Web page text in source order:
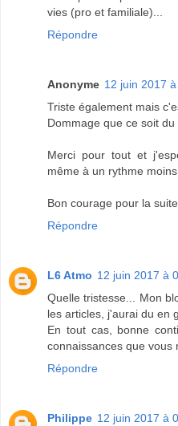
vies (pro et familiale)...
Répondre
Anonyme 12 juin 2017
Triste également mais
Dommage que ce soit du
Merci pour tout et
même à un rythme
Bon courage pour la
Répondre
L6 Atmo 12 juin 2017 à
Quelle tristesse... Mon
les articles, j'aurai du en
En tout cas, bonne
connaissances que vous
Répondre
Philippe 12 juin 2017 à